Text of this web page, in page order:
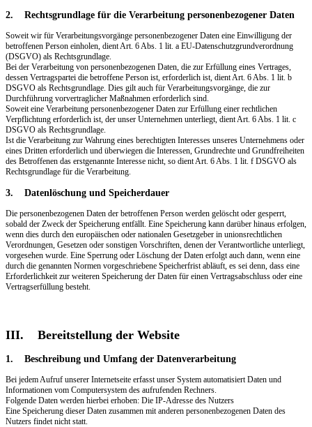
2. Rechtsgrundlage für die Verarbeitung personenbezogener Daten
Soweit wir für Verarbeitungsvorgänge personenbezogener Daten eine Einwilligung der
betroffenen Person einholen, dient Art. 6 Abs. 1 lit. a EU-Datenschutzgrundverordnung
(DSGVO) als Rechtsgrundlage.
Bei der Verarbeitung von personenbezogenen Daten, die zur Erfüllung eines Vertrages,
dessen Vertragspartei die betroffene Person ist, erforderlich ist, dient Art. 6 Abs. 1 lit. b
DSGVO als Rechtsgrundlage. Dies gilt auch für Verarbeitungsvorgänge, die zur
Durchführung vorvertraglicher Maßnahmen erforderlich sind.
Soweit eine Verarbeitung personenbezogener Daten zur Erfüllung einer rechtlichen
Verpflichtung erforderlich ist, der unser Unternehmen unterliegt, dient Art. 6 Abs. 1 lit. c
DSGVO als Rechtsgrundlage.
Ist die Verarbeitung zur Wahrung eines berechtigten Interesses unseres Unternehmens oder
eines Dritten erforderlich und überwiegen die Interessen, Grundrechte und Grundfreiheiten
des Betroffenen das erstgenannte Interesse nicht, so dient Art. 6 Abs. 1 lit. f DSGVO als
Rechtsgrundlage für die Verarbeitung.
3. Datenlöschung und Speicherdauer
Die personenbezogenen Daten der betroffenen Person werden gelöscht oder gesperrt,
sobald der Zweck der Speicherung entfällt. Eine Speicherung kann darüber hinaus erfolgen,
wenn dies durch den europäischen oder nationalen Gesetzgeber in unionsrechtlichen
Verordnungen, Gesetzen oder sonstigen Vorschriften, denen der Verantwortliche unterliegt,
vorgesehen wurde. Eine Sperrung oder Löschung der Daten erfolgt auch dann, wenn eine
durch die genannten Normen vorgeschriebene Speicherfrist abläuft, es sei denn, dass eine
Erforderlichkeit zur weiteren Speicherung der Daten für einen Vertragsabschluss oder eine
Vertragserfüllung besteht.
III. Bereitstellung der Website
1. Beschreibung und Umfang der Datenverarbeitung
Bei jedem Aufruf unserer Internetseite erfasst unser System automatisiert Daten und
Informationen vom Computersystem des aufrufenden Rechners.
Folgende Daten werden hierbei erhoben: Die IP-Adresse des Nutzers
Eine Speicherung dieser Daten zusammen mit anderen personenbezogenen Daten des
Nutzers findet nicht statt.